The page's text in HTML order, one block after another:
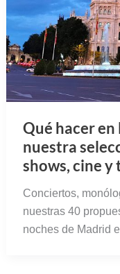
Qué hacer
nuestra
shows, cine y
Conciertos,
nuestras 40
noches de Madrid